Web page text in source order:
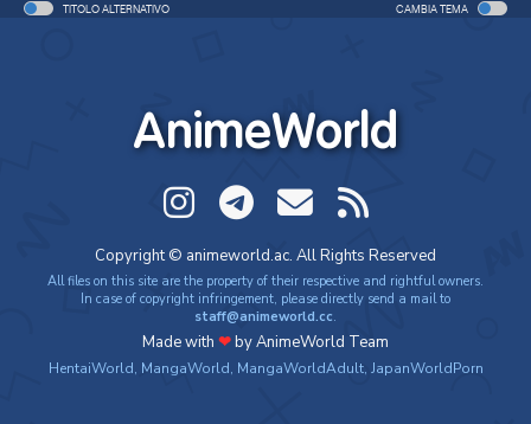
One Piece: Le avventure del detective Cappello di
Special - 2005 - 42 min/ep
One Piece Movie 07: Karakuri-jou no Mecha Kyohei
Movie - 2006 - 1h e 34 min/ep
One Piece Movie 07: Karakuri-jou no Mecha Kyohei
(ITA)
TITOLO ALTERNATIVO CAMBIA TEMA
AnimeWorld
Copyright © animeworld.ac. All Rights Reserved
All files on this site are the property of their respective and rightful owners.
In case of copyright infringement, please directly send a mail to
staff@animeworld.cc.
Made with ❤by AnimeWorld Team
HentaiWorld, MangaWorld, MangaWorldAdult, JapanWorldPorn